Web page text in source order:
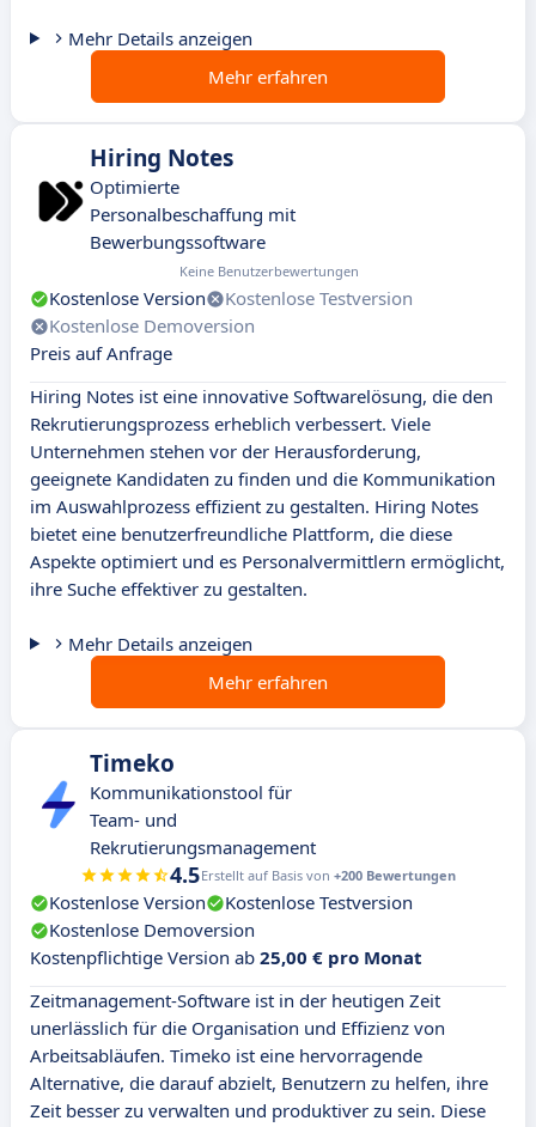
Mehr Details anzeigen
Mehr erfahren
Hiring Notes
Optimierte
Personalbeschaffung mit
Bewerbungssoftware
Keine Benutzerbewertungen
Kostenlose Version
Kostenlose Testversion
Kostenlose Demoversion
Preis auf Anfrage
Hiring Notes ist eine innovative Softwarelösung, die den
Rekrutierungsprozess erheblich verbessert. Viele
Unternehmen stehen vor der Herausforderung,
geeignete Kandidaten zu finden und die Kommunikation
im Auswahlprozess effizient zu gestalten. Hiring Notes
bietet eine benutzerfreundliche Plattform, die diese
Aspekte optimiert und es Personalvermittlern ermöglicht,
ihre Suche effektiver zu gestalten.
Mehr Details anzeigen
Mehr erfahren
Timeko
Kommunikationstool für
Team- und
Rekrutierungsmanagement
4.5Erstellt auf Basis von +200 Bewertungen
Kostenlose Version
Kostenlose Testversion
Kostenlose Demoversion
Kostenpflichtige Version ab 25,00 € pro Monat
Zeitmanagement-Software ist in der heutigen Zeit
unerlässlich für die Organisation und Effizienz von
Arbeitsabläufen. Timeko ist eine hervorragende
Alternative, die darauf abzielt, Benutzern zu helfen, ihre
Zeit besser zu verwalten und produktiver zu sein. Diese